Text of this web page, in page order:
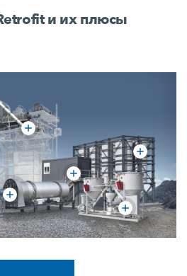
и их плюсы